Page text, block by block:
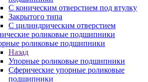
С коническим отверстием под втулку
Закрытого типа
С цилиндрическим отверстием
роликовые подшипники
роликовые подшипники
Назад
Упорные роликовые подшипники
Сферические упорные роликовые
подшипники